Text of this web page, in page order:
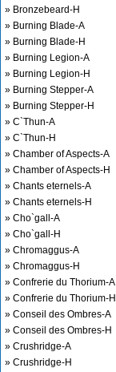
» Bronzebeard-H
» Burning Blade-A
» Burning Blade-H
» Burning Legion-A
» Burning Legion-H
» Burning Stepper-A
» Burning Stepper-H
» C`Thun-A
» C`Thun-H
» Chamber of Aspects-A
» Chamber of Aspects-H
» Chants eternels-A
» Chants eternels-H
» Cho`gall-A
» Cho`gall-H
» Chromaggus-A
» Chromaggus-H
» Confrerie du Thorium-A
» Confrerie du Thorium-H
» Conseil des Ombres-A
» Conseil des Ombres-H
» Crushridge-A
» Crushridge-H